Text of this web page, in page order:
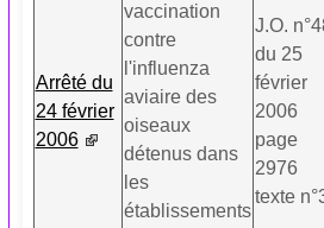
Arrêté du
24 février
2006
vaccination
contre
l'influenza
aviaire des
oiseaux
détenus dans
les
établissements
J.O.
du 25
février
2006
page
2976
texte